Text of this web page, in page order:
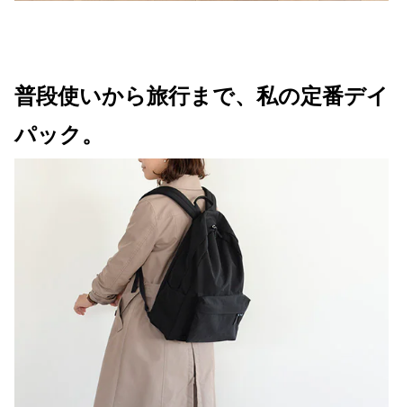
普段使いから旅行まで、私の定番デイ
パック。